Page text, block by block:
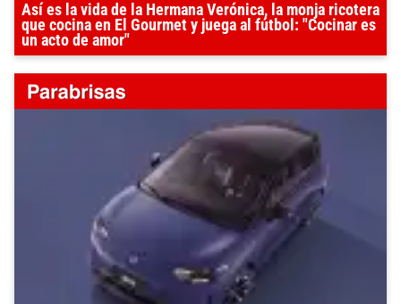
Así es la vida de la Hermana Verónica, la monja ricotera
que cocina en El Gourmet y juega al fútbol: "Cocinar es
un acto de amor"